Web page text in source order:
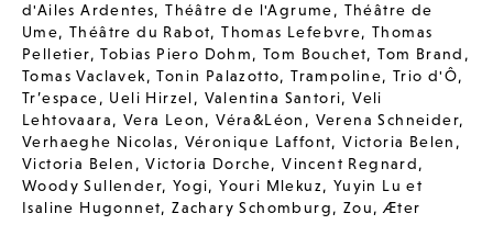
d'Ailes Ardentes,Théâtre de l'Agrume, Théâtre de
Ume,Théâtre du Rabot,Thomas Lefebvre,Thomas
Pelletier,Tobias Piero Dohm,Tom Bouchet,Tom Brand ,
Tomas Vaclavek,Tonin Palazotto,Trampoline,Trio d'Ô,
Tr’espace, Ueli Hirzel, Valentina Santori,Veli
Lehtovaara, Vera Leon,Véra&Léon , Verena Schneider,
Verhaeghe Nicolas, Véronique Laffont,Victoria Belen ,
Victoria Belen ,Victoria Dorche,Vincent Regnard,
Woody Sullender, Yogi,Youri Mlekuz, Yuyin Lu et
Isaline Hugonnet,Zachary Schomburg, Zou, Æter